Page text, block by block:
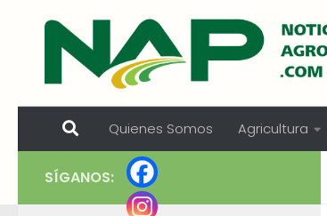
Skip to content
Quienes Somos Agricultura
SÍGANOS: